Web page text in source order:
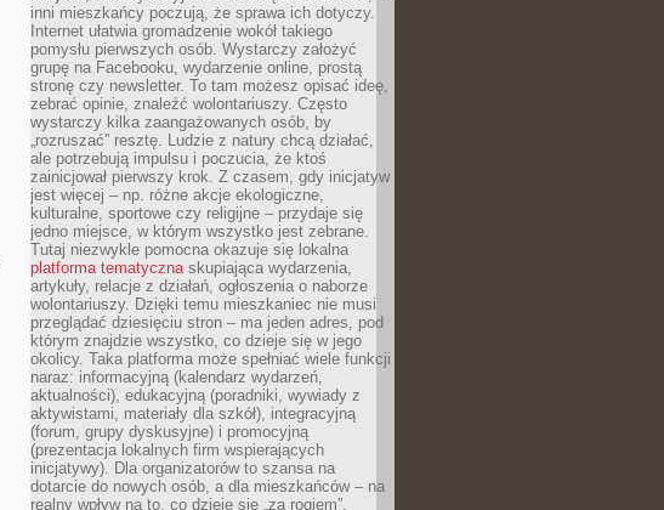
inni mieszkańcy poczują, że sprawa ich dotyczy.
Internet ułatwia gromadzenie wokół takiego
pomysłu pierwszych osób. Wystarczy założyć
grupę na Facebooku, wydarzenie online, prostą
stronę czy newsletter. To tam możesz opisać ideę,
zebrać opinie, znaleźć wolontariuszy. Często
wystarczy kilka zaangażowanych osób, by
„rozruszać” resztę. Ludzie z natury chcą działać,
ale potrzebują impulsu i poczucia, że ktoś
zainicjował pierwszy krok. Z czasem, gdy inicjatyw
jest więcej – np. różne akcje ekologiczne,
kulturalne, sportowe czy religijne – przydaje się
jedno miejsce, w którym wszystko jest zebrane.
Tutaj niezwykle pomocna okazuje się lokalna
platforma tematycznaskupiająca wydarzenia,
artykuły, relacje z działań, ogłoszenia o naborze
wolontariuszy. Dzięki temu mieszkaniec nie musi
przeglądać dziesięciu stron – ma jeden adres, pod
którym znajdzie wszystko, co dzieje się w jego
okolicy. Taka platforma może spełniać wiele funkcji
naraz: informacyjną (kalendarz wydarzeń,
aktualności), edukacyjną (poradniki, wywiady z
aktywistami, materiały dla szkół), integracyjną
(forum, grupy dyskusyjne) i promocyjną
(prezentacja lokalnych firm wspierających
inicjatywy). Dla organizatorów to szansa na
dotarcie do nowych osób, a dla mieszkańców – na
realny wpływ na to, co dzieje się „za rogiem”.